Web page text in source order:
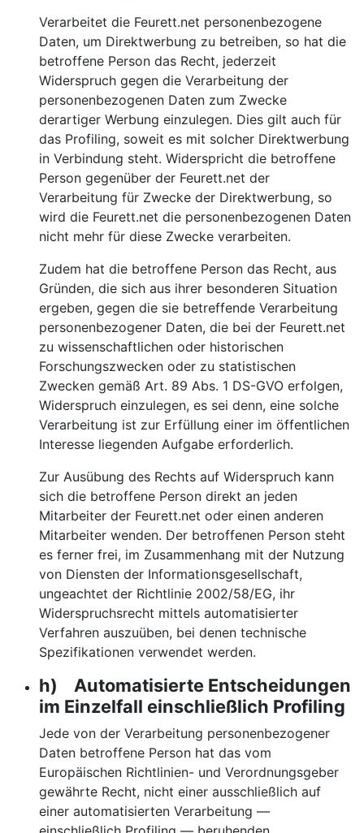
Verarbeitet die Feurett.net personenbezogene
Daten, um Direktwerbung zu betreiben, so hat die
betroffene Person das Recht, jederzeit
Widerspruch gegen die Verarbeitung der
personenbezogenen Daten zum Zwecke
derartiger Werbung einzulegen. Dies gilt auch für
das Profiling, soweit es mit solcher Direktwerbung
in Verbindung steht. Widerspricht die betroffene
Person gegenüber der Feurett.net der
Verarbeitung für Zwecke der Direktwerbung, so
wird die Feurett.net die personenbezogenen Daten
nicht mehr für diese Zwecke verarbeiten.
Zudem hat die betroffene Person das Recht, aus
Gründen, die sich aus ihrer besonderen Situation
ergeben, gegen die sie betreffende Verarbeitung
personenbezogener Daten, die bei der Feurett.net
zu wissenschaftlichen oder historischen
Forschungszwecken oder zu statistischen
Zwecken gemäß Art. 89 Abs. 1 DS-GVO erfolgen,
Widerspruch einzulegen, es sei denn, eine solche
Verarbeitung ist zur Erfüllung einer im öffentlichen
Interesse liegenden Aufgabe erforderlich.
Zur Ausübung des Rechts auf Widerspruch kann
sich die betroffene Person direkt an jeden
Mitarbeiter der Feurett.net oder einen anderen
Mitarbeiter wenden. Der betroffenen Person steht
es ferner frei, im Zusammenhang mit der Nutzung
von Diensten der Informationsgesellschaft,
ungeachtet der Richtlinie 2002/58/EG, ihr
Widerspruchsrecht mittels automatisierter
Verfahren auszuüben, bei denen technische
Spezifikationen verwendet werden.
h) Automatisierte Entscheidungen
im Einzelfall einschließlich Profiling
Jede von der Verarbeitung personenbezogener
Daten betroffene Person hat das vom
Europäischen Richtlinien- und Verordnungsgeber
gewährte Recht, nicht einer ausschließlich auf
einer automatisierten Verarbeitung —